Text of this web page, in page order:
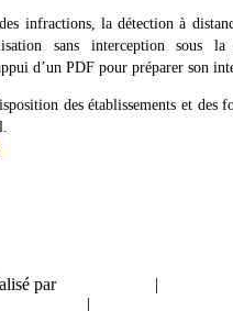
infractions, la détection à
sans interception sous la
d’un PDF pour préparer son
des établissements et des
parPartner Web |
|